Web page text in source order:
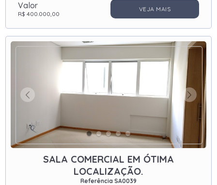
Valor
R$ 400.000,00
VEJA MAIS
SALA COMERCIAL EM ÓTIMA
LOCALIZAÇÃO.
Referência SA0039